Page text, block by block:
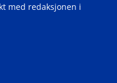
med redaksjonen i